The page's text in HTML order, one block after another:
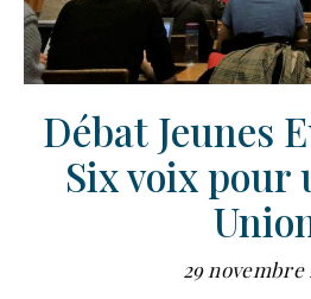
Débat Jeunes
Six voix pour
29 novembre